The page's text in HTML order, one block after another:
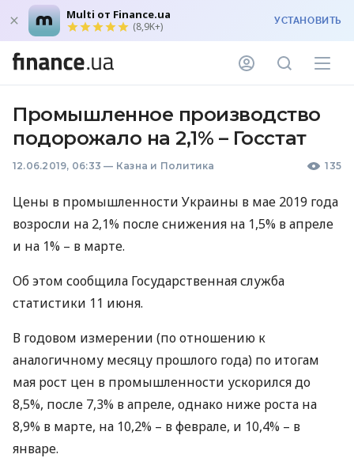
Multi от Finance.ua
(8,9K+) УСТАНОВИТЬ
Промышленное производство
подорожало на 2,1% – Госстат
12.06.2019, 06:33 — Казна и Политика 135
Цены в промышленности Украины в мае 2019 года
возросли на 2,1% после снижения на 1,5% в апреле
и на 1% – в марте.
Об этом сообщила Государственная служба
статистики 11 июня.
В годовом измерении (по отношению к
аналогичному месяцу прошлого года) по итогам
мая рост цен в промышленности ускорился до
8,5%, после 7,3% в апреле, однако ниже роста на
8,9% в марте, на 10,2% – в феврале, и 10,4% – в
январе.